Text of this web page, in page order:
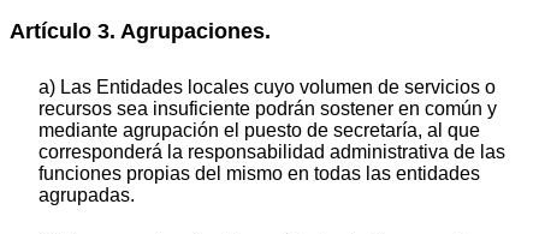
Artículo 3. Agrupaciones.
a) Las Entidades locales cuyo volumen de servicios o
recursos sea insuficiente podrán sostener en común y
mediante agrupación el puesto de secretaría, al que
corresponderá la responsabilidad administrativa de las
funciones propias del mismo en todas las entidades
agrupadas.